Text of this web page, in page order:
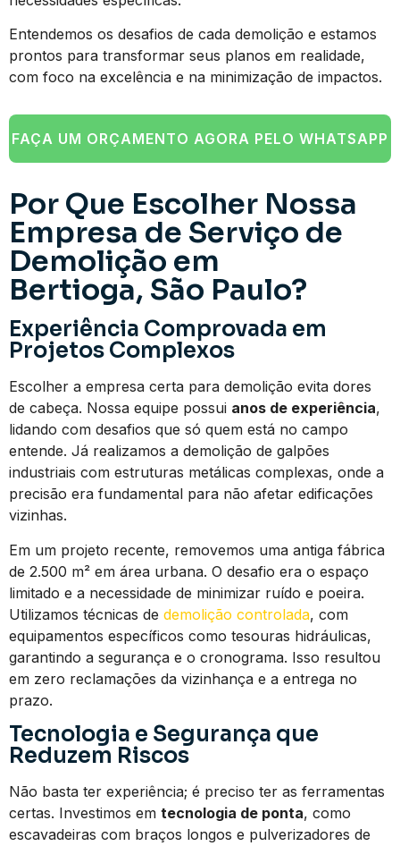
Entendemos os desafios de cada demolição e estamos
prontos para transformar seus planos em realidade,
com foco na excelência e na minimização de impactos.
FAÇA UM ORÇAMENTO AGORA PELO WHATSAPP
Por Que Escolher Nossa
Empresa de Serviço de
Demolição em
Bertioga, São Paulo?
Experiência Comprovada em
Projetos Complexos
Escolher a empresa certa para demolição evita dores
de cabeça. Nossa equipe possui anos de experiência,
lidando com desafios que só quem está no campo
entende. Já realizamos a demolição de galpões
industriais com estruturas metálicas complexas, onde a
precisão era fundamental para não afetar edificações
vizinhas.
Em um projeto recente, removemos uma antiga fábrica
de 2.500 m² em área urbana. O desafio era o espaço
limitado e a necessidade de minimizar ruído e poeira.
Utilizamos técnicas de demolição controlada, com
equipamentos específicos como tesouras hidráulicas,
garantindo a segurança e o cronograma. Isso resultou
em zero reclamações da vizinhança e a entrega no
prazo.
Tecnologia e Segurança que
Reduzem Riscos
Não basta ter experiência; é preciso ter as ferramentas
certas. Investimos em tecnologia de ponta, como
escavadeiras com braços longos e pulverizadores de